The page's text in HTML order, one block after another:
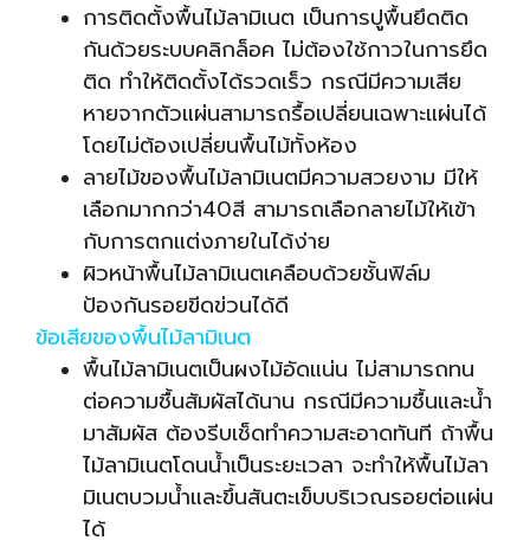
การติดตั้งพื้นไม้ลามิเนต เป็นการปูพื้นยึดติด
กันด้วยระบบคลิกล็อค ไม่ต้องใช้กาวในการยึด
ติด ทำให้ติดตั้งได้รวดเร็ว กรณีมีความเสีย
หายจากตัวแผ่นสามารถรื้อเปลี่ยนเฉพาะแผ่นได้
โดยไม่ต้องเปลี่ยนพื้นไม้ทั้งห้อง
ลายไม้ของพื้นไม้ลามิเนตมีความสวยงาม มีให้
เลือกมากกว่า40สี สามารถเลือกลายไม้ให้เข้า
กับการตกแต่งภายในได้ง่าย
ผิวหน้าพื้นไม้ลามิเนตเคลือบด้วยชั้นฟิล์ม
ป้องกันรอยขีดข่วนได้ดี
ข้อเสียของพื้นไม้ลามิเนต
พื้นไม้ลามิเนตเป็นผงไม้อัดแน่น ไม่สามารถทน
ต่อความชื้นสัมผัสได้นาน กรณีมีความชื้นและน้ำ
มาสัมผัส ต้องรีบเช็ดทำความสะอาดทันที ถ้าพื้น
ไม้ลามิเนตโดนน้ำเป็นระยะเวลา จะทำให้พื้นไม้ลา
มิเนตบวมน้ำและขึ้นสันตะเข็บบริเวณรอยต่อแผ่น
ได้